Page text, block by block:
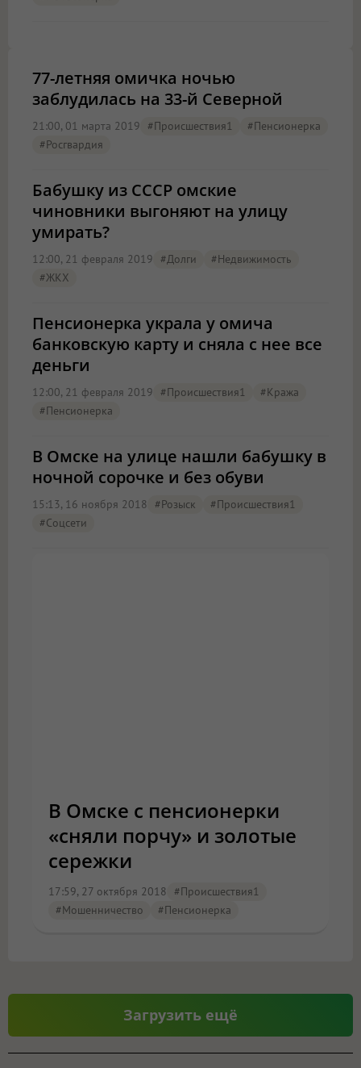
77-летняя омичка ночью
заблудилась на 33-й Северной
21:00, 01 марта 2019 #Происшествия1
#пенсионерка
#Росгвардия
Бабушку из СССР омские
чиновники выгоняют на улицу
умирать?
12:00, 21 февраля 2019 #долги
#Недвижимость
#ЖКХ
Пенсионерка украла у омича
банковскую карту и сняла с нее все
деньги
12:00, 21 февраля 2019 #Происшествия1
#кража
#пенсионерка
В Омске на улице нашли бабушку в
ночной сорочке и без обуви
15:13, 16 ноября 2018 #розыск
#Происшествия1
#соцсети
В Омске с пенсионерки
«сняли порчу» и золотые
сережки
17:59, 27 октября 2018 #Происшествия1
#мошенничество
#пенсионерка
Загрузить ещё